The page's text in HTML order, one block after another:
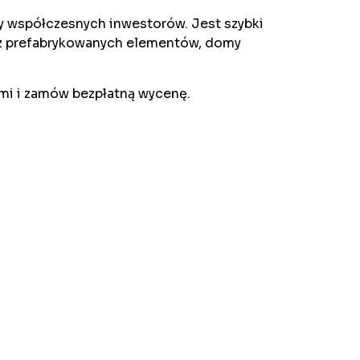
inwestorów. Jest szybki
elementów, domy
i zamów bezpłatną wycenę.